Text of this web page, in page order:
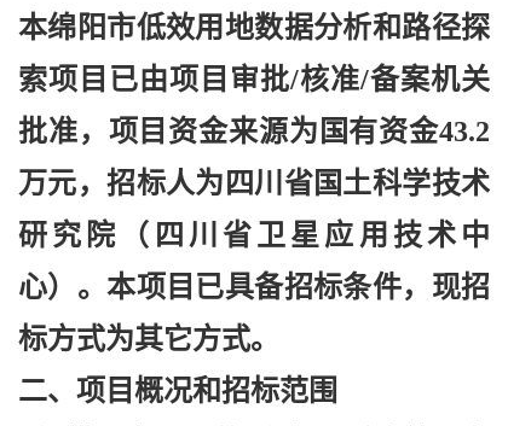
本绵阳市低效用地数据分析和路径探
索项目已由项目审批/核准/备案机关
批准，项目资金来源为国有资金43.2
万元，招标人为四川省国土科学技术
研究院（四川省卫星应用技术中
心）。本项目已具备招标条件，现招
标方式为其它方式。
二、项目概况和招标范围